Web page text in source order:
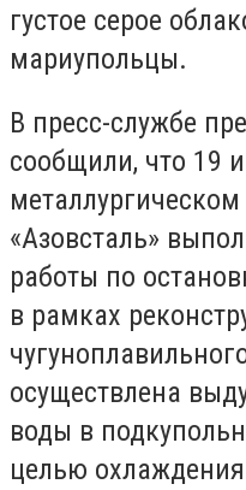
густое серое
мариупольцы.
В пресс-службе
cообщили, что 19
«Азовсталь»
работы по
в рамках
осуществлена
воды в
целью